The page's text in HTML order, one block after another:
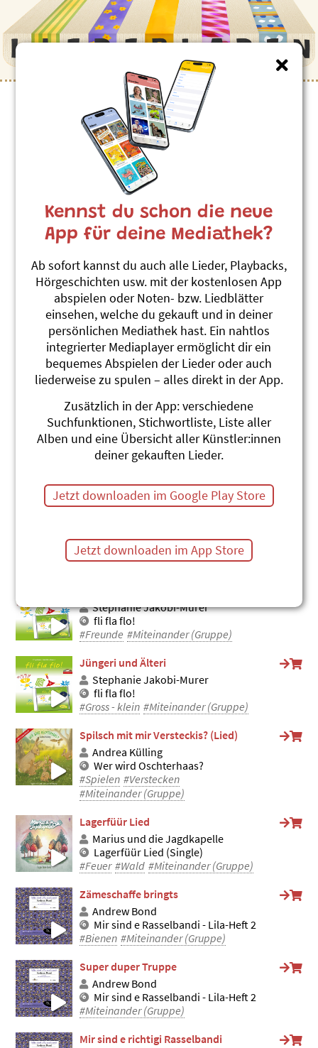
Kinderlieder zum Thema
”Miteinander (Gruppe)”
Wer bist du
Gerda Bächli
Dumpa Du
#Begrüssung #Miteinander (Gruppe)
Klasselied
Adonia
3x3 = Fidimaa Vol. 1
#Klassengeist #Miteinander (Gruppe)
#Schule
Bürochlammere
Roland Zoss
Sing-Ding
#Miteinander (Gruppe) #Teilen
Au du!
Stephanie Jakobi-Murer
fli fla flo!
#Anders sein #Fremd sein
En schöne Tag
#Anfang #Begrüssung
#Miteinander (Gruppe)
Stephanie Jakobi-Murer
fli fla flo!
#Freunde #Miteinander (Gruppe)
Jüngeri und Älteri
Stephanie Jakobi-Murer
fli fla flo!
#Gross - klein #Miteinander (Gruppe)
Spilsch mit mir Versteckis? (Lied)
Andrea Külling
Wer wird Oschterhaas?
#Spielen #Verstecken
#Miteinander (Gruppe)
Lagerfüür Lied
Marius und die Jagdkapelle
Lagerfüür Lied (Single)
#Feuer #Wald #Miteinander (Gruppe)
Zämeschaffe bringts
Andrew Bond
Mir sind e Rasselbandi - Lila-Heft 2
#Bienen #Miteinander (Gruppe)
Super duper Truppe
Andrew Bond
Mir sind e Rasselbandi - Lila-Heft 2
#Miteinander (Gruppe)
Mir sind e richtigi Rasselbandi
Kennst du schon die neue
App für deine Mediathek?
Ab sofort kannst du auch alle Lieder, Playbacks,
Hörgeschichten usw. mit der kostenlosen App
abspielen oder Noten- bzw. Liedblätter
einsehen, welche du gekauft und in deiner
persönlichen Mediathek hast. Ein nahtlos
integrierter Mediaplayer ermöglicht dir ein
bequemes Abspielen der Lieder oder auch
liederweise zu spulen – alles direkt in der App.
Zusätzlich in der App: verschiedene
Suchfunktionen, Stichwortliste, Liste aller
Alben und eine Übersicht aller Künstler:innen
deiner gekauften Lieder.
Jetzt downloaden im Google Play Store
Jetzt downloaden im App Store